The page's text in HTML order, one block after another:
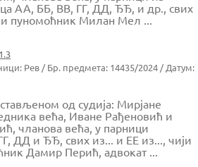
AA, ББ, ВВ, ГГ, ДД, ЂЂ, и др., свих
пуномоћник Милан Мел ...
Рев / Бр. предмета: 14435/2024 / Датум:
од судија: Мирјане
већа, Иване Рађеновић и
чланова већа, у парници
ДД и ЂЂ, свих из... и ЕЕ из..., чији
Дамир Перић, адвокат ...